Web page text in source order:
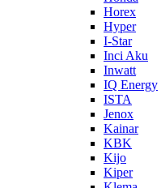
Horex
Hyper
I-Star
Inci Aku
Inwatt
IQ Energy
ISTA
Jenox
Kainar
KBK
Kijo
Kiper